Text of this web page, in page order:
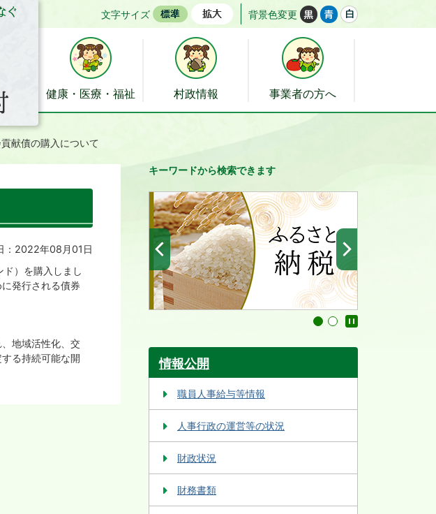
文字サイズ 背景色変更
健康・医療・福祉 村政情報 事業者の方へ
献債の購入について
：2022年08月01日
）を購入しまし
発行される債券
地域活性化、交
る持続可能な開
キーワードから検索できます
前へ
1 2
情報公開
職員人事給与等情報
人事行政の運営等の状況
財政状況
財務書類